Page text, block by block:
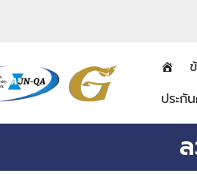
ประกั